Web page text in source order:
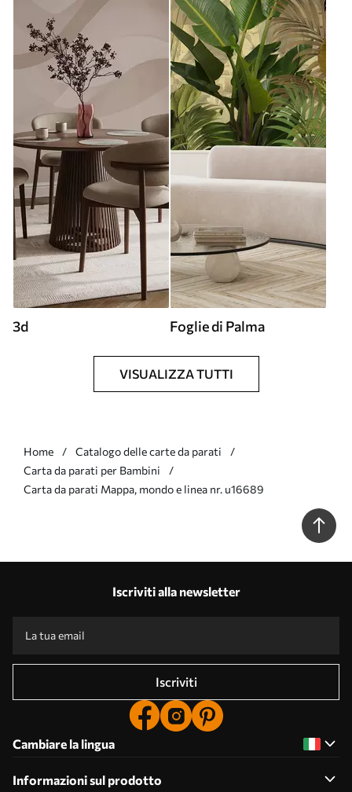
3d Foglie di Palma
VISUALIZZA TUTTI
Home
Catalogo delle carte da parati
Carta da parati per Bambini
Carta da parati Mappa, mondo e linea nr. u16689
Iscriviti alla newsletter
Iscriviti
Cambiare la lingua
Informazioni sul prodotto